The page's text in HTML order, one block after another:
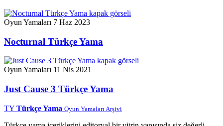
Oyun Yamaları 7 Haz 2023
Nocturnal Türkçe Yama
Oyun Yamaları 11 Nis 2021
Just Cause 3 Türkçe Yama
TY Türkçe Yama Oyun Yamaları Arşivi